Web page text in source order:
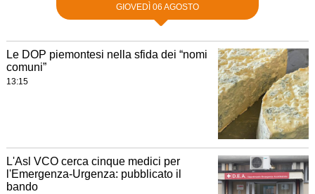
GIOVEDÌ 06 AGOSTO
Le DOP piemontesi nella sfida dei “nomi
comuni”
13:15
L'Asl VCO cerca cinque medici per
l'Emergenza-Urgenza: pubblicato il
bando